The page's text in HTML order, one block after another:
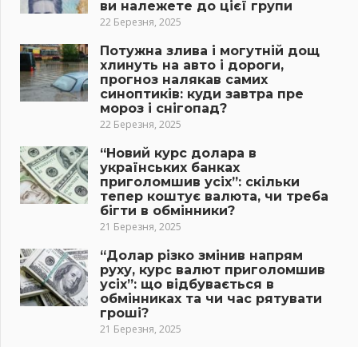
ви належете до цієї групи
22 Березня, 2025
Потужна злива і могутній дощ
хлинуть на авто і дороги,
прогноз налякав самих
синоптиків: куди завтра пре
мороз і снігопад?
22 Березня, 2025
“Новий курс долара в
українських банках
приголомшив усіх”: скільки
тепер коштує валюта, чи треба
бігти в обмінники?
21 Березня, 2025
“Долар різко змінив напрям
руху, курс валют приголомшив
усіх”: що відбувається в
обмінниках та чи час рятувати
гроші?
21 Березня, 2025